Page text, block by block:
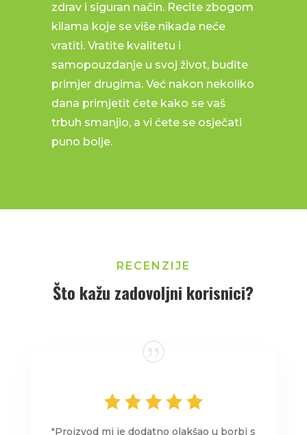
zdrav i siguran način. Recite zbogom
kilama koje se više nikada neće
vratiti. Vratite kvalitetu i
samopouzdanje u svoj život, budite
primjer drugima. Već nakon nekoliko
dana primjetit ćete kako se vaš
trbuh smanjio, a vi ćete se osječati
puno bolje.
RECENZIJE
Što kažu zadovoljni korisnici?
"Proizvod mi je dodatno olakšao u borbi s